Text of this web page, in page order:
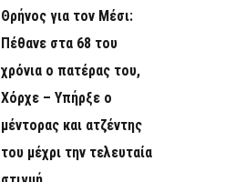
Θρήνος για τον Μέσι:
Πέθανε στα 68 του
χρόνια ο πατέρας του,
Χόρχε – Υπήρξε ο
μέντορας και ατζέντης
του μέχρι την τελευταία